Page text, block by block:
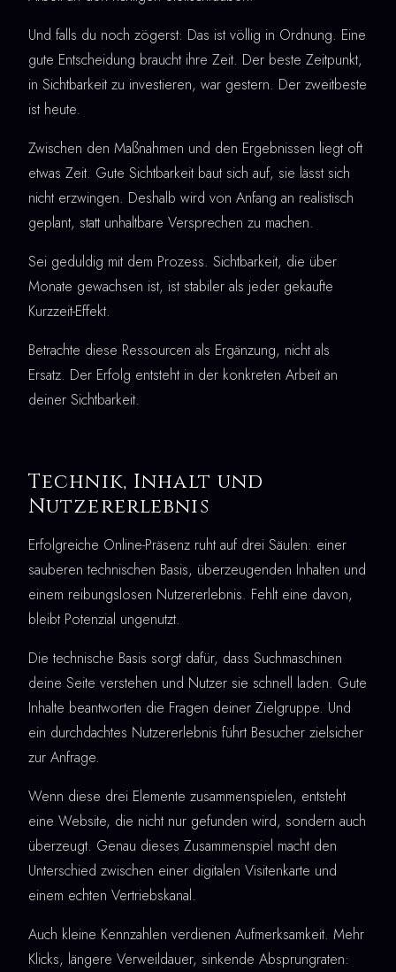
Und falls du noch zögerst: Das ist völlig in Ordnung. Eine
gute Entscheidung braucht ihre Zeit. Der beste Zeitpunkt,
in Sichtbarkeit zu investieren, war gestern. Der zweitbeste
ist heute.
Zwischen den Maßnahmen und den Ergebnissen liegt oft
etwas Zeit. Gute Sichtbarkeit baut sich auf, sie lässt sich
nicht erzwingen. Deshalb wird von Anfang an realistisch
geplant, statt unhaltbare Versprechen zu machen.
Sei geduldig mit dem Prozess. Sichtbarkeit, die über
Monate gewachsen ist, ist stabiler als jeder gekaufte
Kurzzeit-Effekt.
Betrachte diese Ressourcen als Ergänzung, nicht als
Ersatz. Der Erfolg entsteht in der konkreten Arbeit an
deiner Sichtbarkeit.
Technik, Inhalt und
Nutzererlebnis
Erfolgreiche Online-Präsenz ruht auf drei Säulen: einer
sauberen technischen Basis, überzeugenden Inhalten und
einem reibungslosen Nutzererlebnis. Fehlt eine davon,
bleibt Potenzial ungenutzt.
Die technische Basis sorgt dafür, dass Suchmaschinen
deine Seite verstehen und Nutzer sie schnell laden. Gute
Inhalte beantworten die Fragen deiner Zielgruppe. Und
ein durchdachtes Nutzererlebnis führt Besucher zielsicher
zur Anfrage.
Wenn diese drei Elemente zusammenspielen, entsteht
eine Website, die nicht nur gefunden wird, sondern auch
überzeugt. Genau dieses Zusammenspiel macht den
Unterschied zwischen einer digitalen Visitenkarte und
einem echten Vertriebskanal.
Auch kleine Kennzahlen verdienen Aufmerksamkeit. Mehr
Klicks, längere Verweildauer, sinkende Absprungraten: